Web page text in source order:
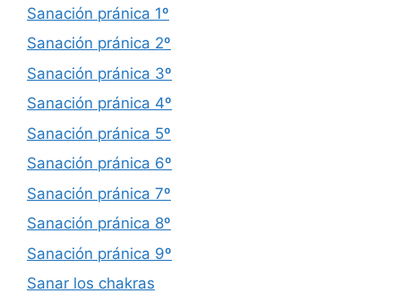
Sanación pránica 1º
Sanación pránica 2º
Sanación pránica 3º
Sanación pránica 4º
Sanación pránica 5º
Sanación pránica 6º
Sanación pránica 7º
Sanación pránica 8º
Sanación pránica 9º
Sanar los chakras